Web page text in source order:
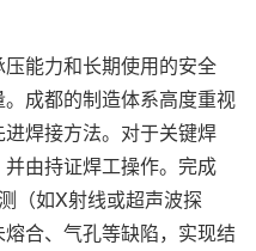
能力和长期使用的安全
成都的制造体系高度重视
焊接方法。对于关键焊
由持证焊工操作。完成
（如X射线或超声波探
合、气孔等缺陷，实现结